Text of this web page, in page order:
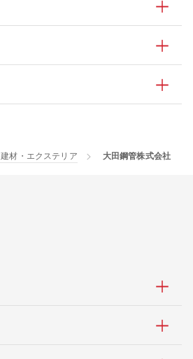
材・エクステリア 大田鋼管株式会社